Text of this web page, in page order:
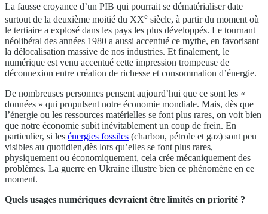
La fausse croyance d’un PIB qui pourrait se dématérialiser date
surtout de la deuxième moitié du XXe siècle, à partir du moment où
le tertiaire a explosé dans les pays les plus développés. Le tournant
néolibéral des années 1980 a aussi accentué ce mythe, en favorisant
la délocalisation massive de nos industries. Et finalement, le
numérique est venu accentué cette impression trompeuse de
déconnexion entre création de richesse et consommation d’énergie.
De nombreuses personnes pensent aujourd’hui que ce sont les «
données » qui propulsent notre économie mondiale. Mais, dès que
l’énergie ou les ressources matérielles se font plus rares, on voit bien
que notre économie subit inévitablement un coup de frein. En
particulier, si les énergies fossiles (charbon, pétrole et gaz) sont peu
visibles au quotidien,dès lors qu’elles se font plus rares,
physiquement ou économiquement, cela crée mécaniquement des
problèmes. La guerre en Ukraine illustre bien ce phénomène en ce
moment.
Quels usages numériques devraient être limités en priorité ?